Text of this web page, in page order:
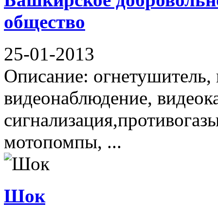
общество
25-01-2013
Описание:
видеонаблюдение,
мотопомпы, ...
Шок